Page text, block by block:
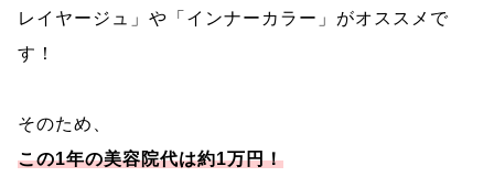
レイヤージュ」や「インナーカラー」がオススメで
す！
そのため、
この1年の美容院代は約1万円！